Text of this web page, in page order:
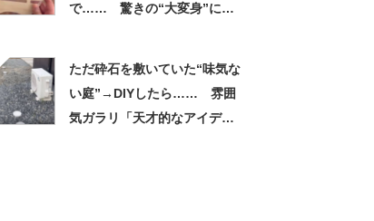
で…… 驚きの“大変身”に
ただ砕石を敷いていた“味気な
い庭”→DIYしたら…… 雰囲
気ガラリ「天才的なアイデ